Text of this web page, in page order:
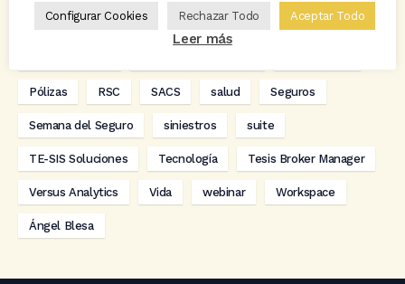
Integra API Rest
Pólizas RSC SACS salud Seguros
Semana del Seguro siniestros suite
TE-SIS Soluciones Tecnología Tesis Broker Manager
Versus Analytics Vida webinar Workspace
Ángel Blesa
Configurar Cookies Rechazar Todo Aceptar Todo
Leer más